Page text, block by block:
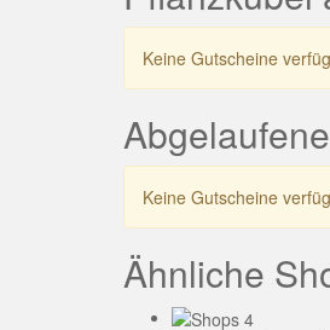
Keine Gutscheine
Keine Gutscheine
Ähnliche